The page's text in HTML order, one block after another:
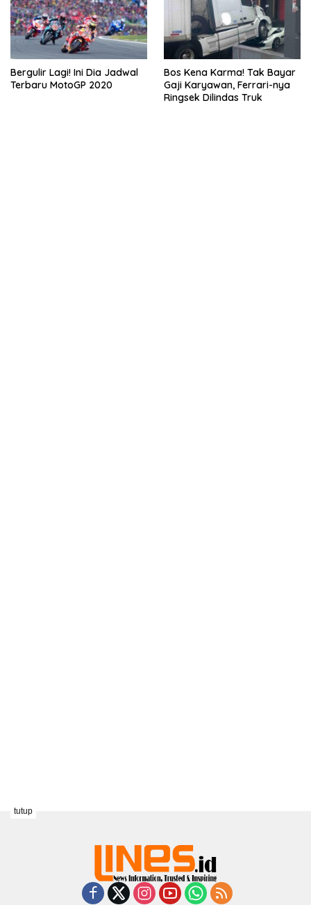
Bergulir Lagi! Ini Dia Jadwal
Terbaru MotoGP 2020
Bos Kena Karma! Tak Bayar
Gaji Karyawan, Ferrari-nya
Ringsek Dilindas Truk
tutup